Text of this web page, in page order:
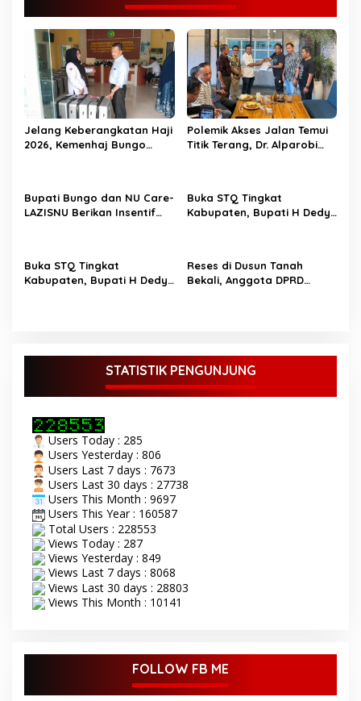
s
p
o
s
Jelang Keberangkatan Haji
2026, Kemenhaj Bungo
Polemik Akses Jalan Temui
Titik Terang, Dr. Alparobi
Bupati Bungo dan NU Care-
LAZISNU Berikan Insentif
Buka STQ Tingkat
Kabupaten, Bupati H Dedy
Buka STQ Tingkat
Kabupaten, Bupati H Dedy
Wakil Bupati Bungo Ustadz
resmi Seleksi Tilawatil
Kabupaten Bungo Senin 8
September 2025. Acara
pembukaan STQ ke-53
yang di gelar di kecamatan
Tanah Sepenggal ini,
diawali dengan grand
opening STQ, dilanjutkan
dengan pelantikan dan
pengambilan sumpah
sekaligus pemasangan
toga kepada Dewan Hakim
STQ oleh Bupati Bungo.
Serangkaian kegiatan
acara pembukaan STQ ini
Bupati di dan dampingi
oleh wakil Bupati Bungo.
Tamu undangan serta
Reses di Dusun Tanah
Bekali, Anggota DPRD
STATISTIK PENGUNJUNG
Users Today : 285
Users Yesterday : 806
Users Last 7 days : 7673
Users Last 30 days : 27738
Users This Month : 9697
Users This Year : 160587
Total Users : 228553
Views Today : 287
Views Yesterday : 849
Views Last 7 days : 8068
Views Last 30 days : 28803
Views This Month : 10141
FOLLOW FB ME